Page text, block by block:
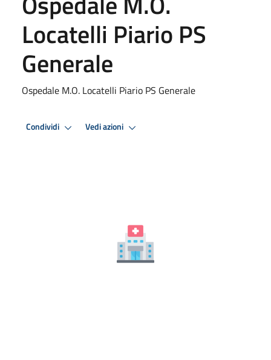
Locatelli Piario PS
Generale
Ospedale M.O. Locatelli Piario PS Generale
Condividi Vedi azioni